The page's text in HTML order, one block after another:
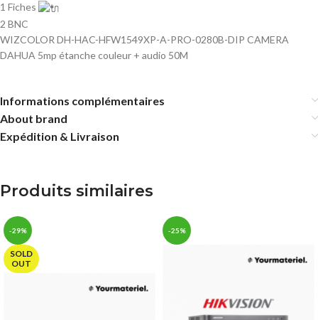
1 Fiches
2 BNC
WIZCOLOR DH-HAC-HFW1549XP-A-PRO-0280B-DIP CAMERA
DAHUA 5mp étanche couleur + audio 50M
Informations complémentaires
About brand
Expédition & Livraison
Produits similaires
-29%
SOLD
OUT
-25%